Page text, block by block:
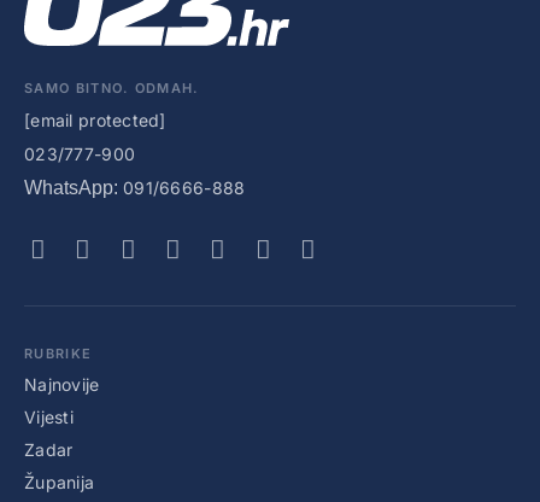
SAMO BITNO. ODMAH.
[email protected]
023/777-900
WhatsApp: 091/6666-888
RUBRIKE
Najnovije
Vijesti
Zadar
Županija